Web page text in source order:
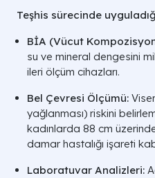
Teşhis sürecinde
BİA (Vücut
su ve mineral dengesini
ileri ölçüm cihazları.
Bel Çevresi Ölçümü:
yağlanması) riskini
kadınlarda 88 cm
damar hastalığı işareti
Laboratuvar Analizleri: